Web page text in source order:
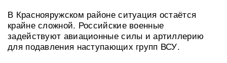
В Краснояружском районе ситуация остаётся
крайне сложной. Российские военные
задействуют авиационные силы и артиллерию
для подавления наступающих групп ВСУ.